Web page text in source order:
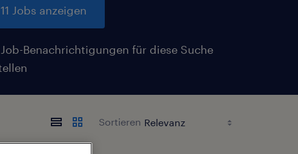
11 Jobs anzeigen
Job-Benachrichtigungen für diese Suche
Sortieren